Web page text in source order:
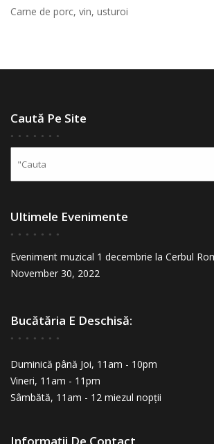
Carne de porc, vin, usturoi
Caută Pe Site
Ultimele Evenimente
Eveniment muzical 1 decembrie la Cerbul
November 30, 2022
Bucătăria E Deschisă:
Duminică până Joi, 11am - 10pm
Vineri, 11am - 11pm
Sâmbătă, 11am - 12 miezul nopții